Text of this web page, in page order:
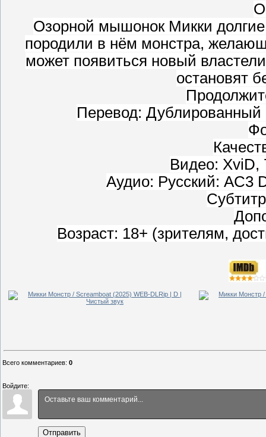
Озорной мышонок Микки долгие
породили в нём монстра,
может появиться новый
остановят
Перевод:
Видео: XviD,
Аудио: Русский: AC3
Возраст: 18+ (зрителям,
Всего комментариев: 0
Войдите:
Отправить